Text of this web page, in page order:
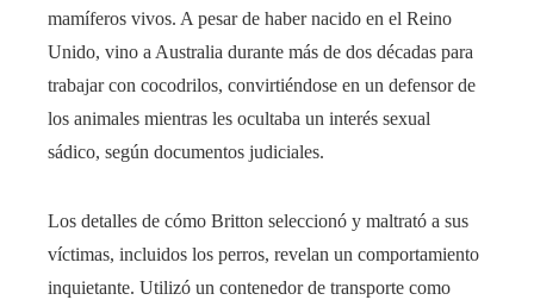
mamíferos vivos. A pesar de haber nacido en el Reino
Unido, vino a Australia durante más de dos décadas para
trabajar con cocodrilos, convirtiéndose en un defensor de
los animales mientras les ocultaba un interés sexual
sádico, según documentos judiciales.
Los detalles de cómo Britton seleccionó y maltrató a sus
víctimas, incluidos los perros, revelan un comportamiento
inquietante. Utilizó un contenedor de transporte como